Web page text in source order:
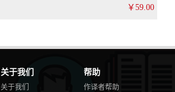
￥59.00
关于我们
关于我们
帮助
作译者帮助